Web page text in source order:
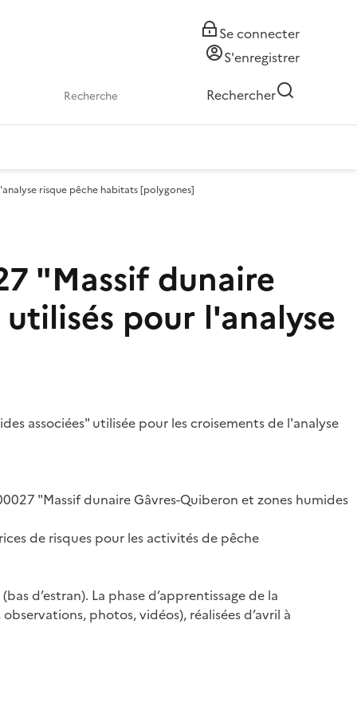
Se connecter
S'enregistrer
Rechercher
risque pêche habitats [polygones]
"Massif dunaire
pour l'analyse
associées" utilisée pour les croisements de l'analyse
"Massif dunaire Gâvres-Quiberon et zones humides
de risques pour les activités de pêche
d’estran). La phase d’apprentissage de la
photos, vidéos), réalisées d’avril à